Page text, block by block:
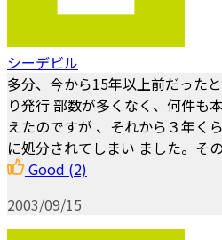
シーデビル
多分、今から15年以上前だった
り発行 部数が多くなく、何件も
えたのですが 、それから３年く
に処分されてしまい ました。そ
Good (2)
2003/09/15